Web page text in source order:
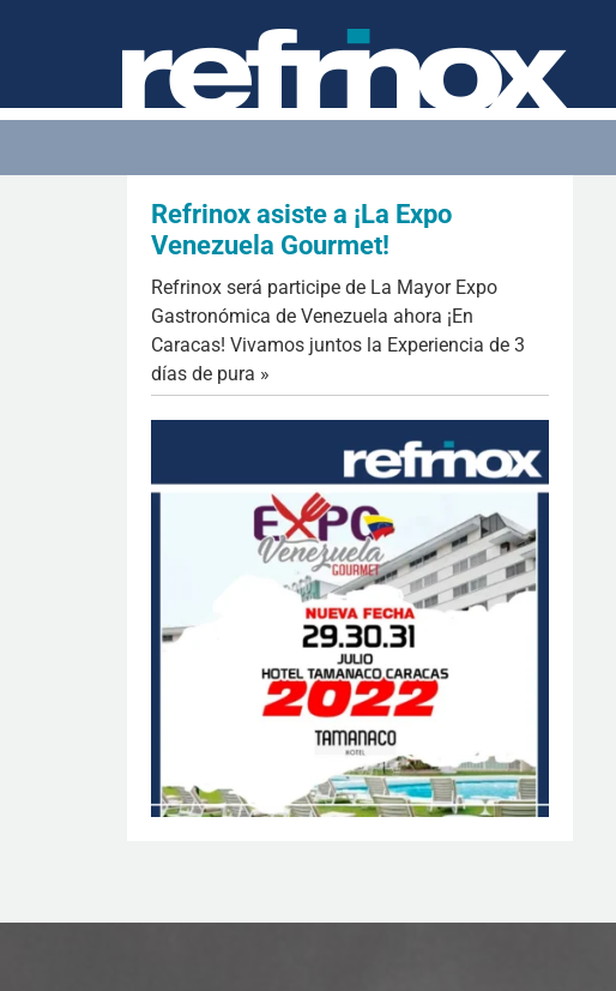
Refrinox asiste a ¡La Expo
Venezuela Gourmet!
Refrinox será participe de La Mayor Expo
Gastronómica de Venezuela ahora ¡En
Caracas! Vivamos juntos la Experiencia de 3
días de pura »